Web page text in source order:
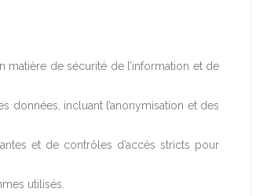
matière de sécurité de l’information et de
incluant l’anonymisation et des
et de contrôles d’accès stricts pour
utilisés.